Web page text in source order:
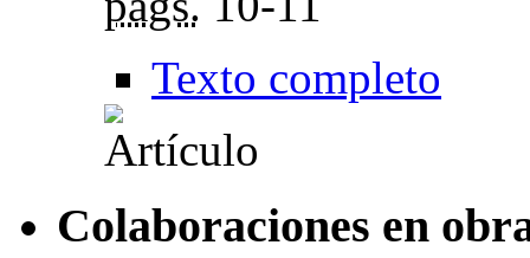
Texto completo
Colaboraciones en